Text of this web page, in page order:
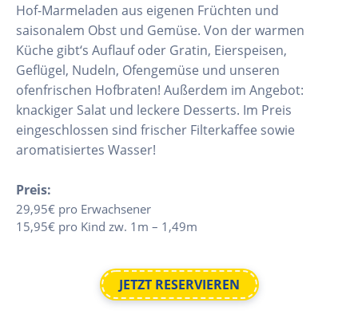
Hof-Marmeladen aus eigenen Früchten und
saisonalem Obst und Gemüse. Von der warmen
Küche gibt‘s Auflauf oder Gratin, Eierspeisen,
Geflügel, Nudeln, Ofengemüse und unseren
ofenfrischen Hofbraten! Außerdem im Angebot:
knackiger Salat und leckere Desserts. Im Preis
eingeschlossen sind frischer Filterkaffee sowie
aromatisiertes Wasser!
Preis:
29,95€ pro Erwachsener
15,95€ pro Kind zw. 1m – 1,49m
JETZT RESERVIEREN